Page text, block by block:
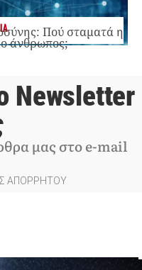
Πού σταματά η
άνθρωπος;
Newsletter
μας στο e-mail
ΑΠΟΡΡΗΤΟΥ